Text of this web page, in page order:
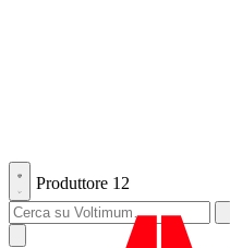
Produttore 12